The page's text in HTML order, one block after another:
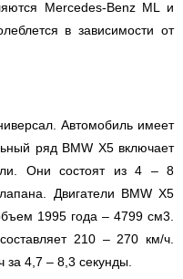
Mercedes-Benz ML и
в зависимости от
Автомобиль имеет
ряд BMW X5 включает
Они состоят из 4 – 8
Двигатели BMW X5
1995 года – 4799 см3.
210 – 270 км/ч.
за 4,7 – 8,3 секунды.